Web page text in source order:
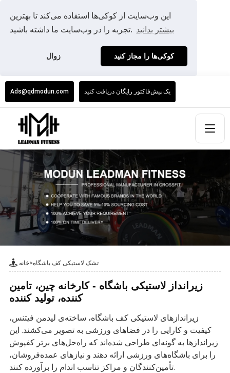
این وب‌سایت از کوکی‌ها استفاده می‌کند تا بهترین
تجربه را در وب‌سایت ما داشته باشید. بیشتر بدانید
زوال کوکی‌ها را مجاز کنید
Ads@qdmodun.com یک پیش‌فاکتور رایگان دریافت کنید
خانه>تشک لاستیکی کف باشگاه
زیرانداز لاستیکی باشگاه - کارخانه چین، تامین
کننده، تولید کننده
زیراندازهای لاستیکی کف باشگاه، ساخته‌ی لیدمن فیتنس،
کیفیت و کارایی را در فضاهای ورزشی به تصویر می‌کشند. این
زیراندازها به گونه‌ای طراحی شده‌اند که راه‌حل‌های برتر کفپوش
را برای باشگاه‌های ورزشی ارائه دهند و نیازهای عمده‌فروشان،
تأمین‌کنندگان و مراکز تناسب اندام را برآورده کنند.